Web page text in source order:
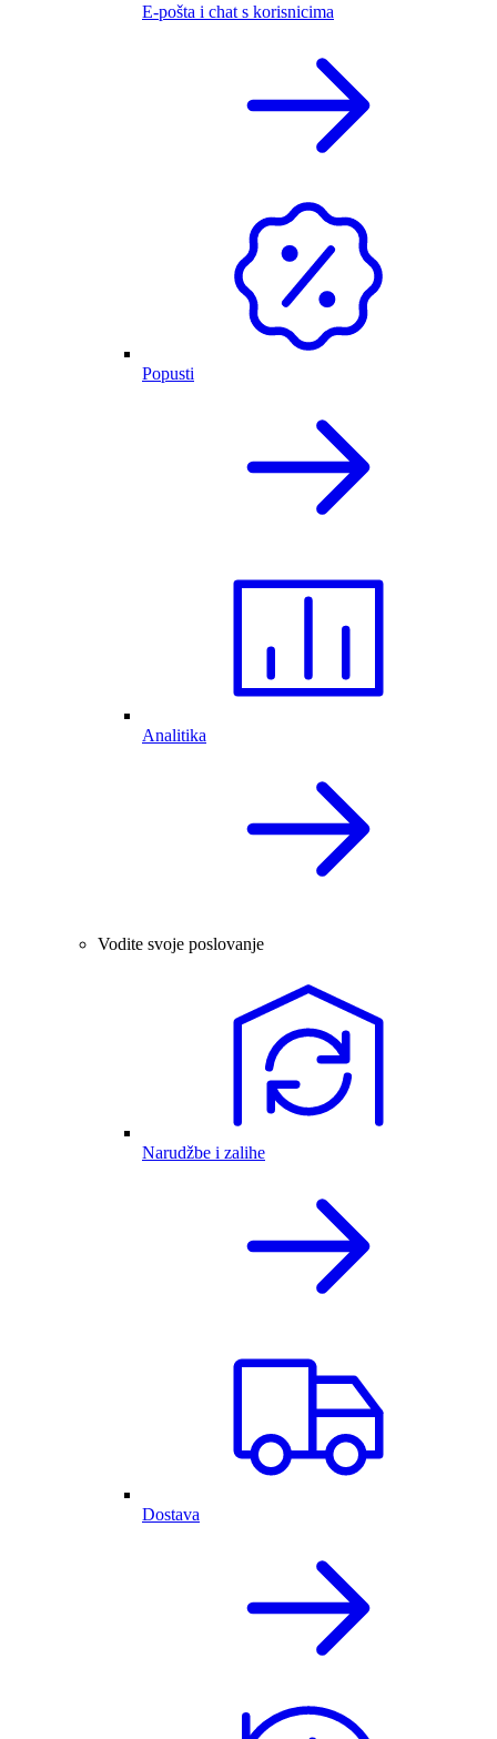
E-pošta i chat s korisnicima
Popusti
Analitika
Vodite svoje poslovanje
Narudžbe i zalihe
Dostava